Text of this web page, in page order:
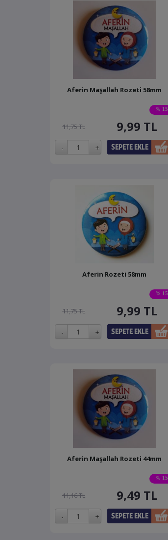
% 15
Aferin Maşallah Rozeti 58mm
11,75 TL 9,99 TL
% 15
Aferin Rozeti 58mm
11,75 TL 9,99 TL
% 15
Aferin Maşallah Rozeti 44mm
11,16 TL 9,49 TL